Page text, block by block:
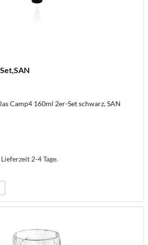
Camp4 160ml 2er-Set schwarz, SAN
2-4 Tage.